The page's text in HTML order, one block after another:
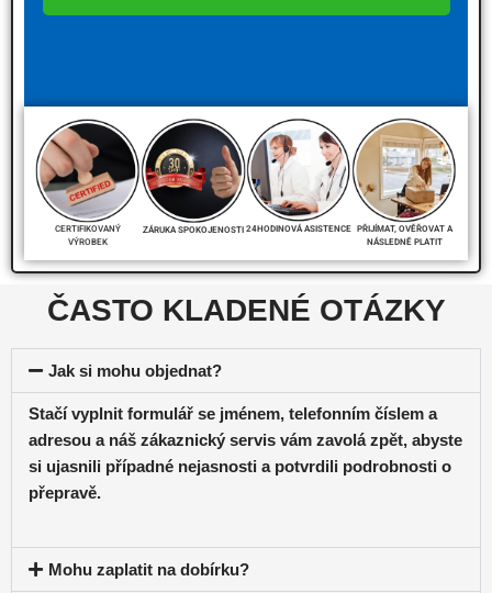
CERTIFIKOVANÝ
VÝROBEK
ZÁRUKA SPOKOJENOSTI 24HODINOVÁ ASISTENCE PŘIJÍMAT, OVĚŘOVAT A
NÁSLEDNĚ PLATIT
ČASTO KLADENÉ OTÁZKY
Jak si mohu objednat?
Stačí vyplnit formulář se jménem, telefonním číslem a
adresou a náš zákaznický servis vám zavolá zpět, abyste
si ujasnili případné nejasnosti a potvrdili podrobnosti o
přepravě.
Mohu zaplatit na dobírku?